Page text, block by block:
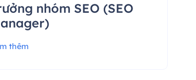
nhóm SEO (SEO
thêm